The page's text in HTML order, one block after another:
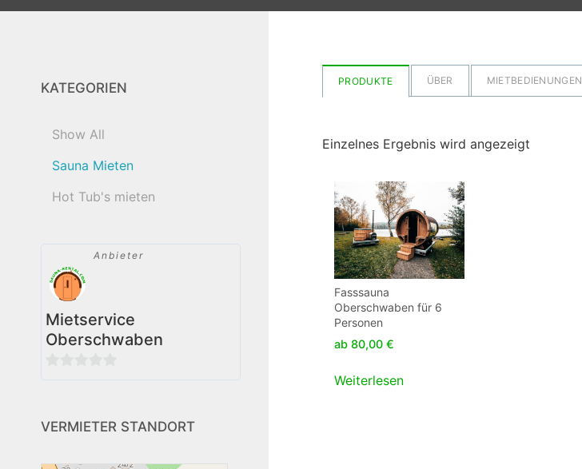
PRODUKTE ÜBER MIETBEDIENUNGEN
Einzelnes Ergebnis wird angezeigt
Fasssauna
Oberschwaben für 6
Personen
ab80,00€
Weiterlesen
KATEGORIEN
Show All
Sauna Mieten
Hot Tub's mieten
Anbieter
Mietservice
Oberschwaben
5
VERMIETER STANDORT